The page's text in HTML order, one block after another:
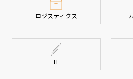
ロジスティクス
IT